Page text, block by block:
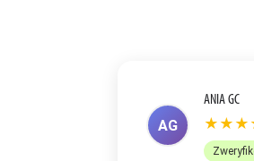
AR
ANETA